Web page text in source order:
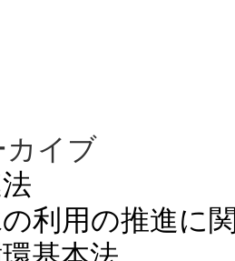
カイブ
の利用の推進に